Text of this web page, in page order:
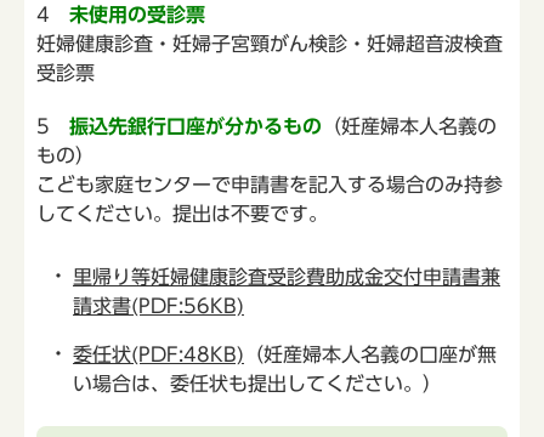
4 未使用の受診票
妊婦健康診査・妊婦子宮頸がん検診・妊婦超音波検査
受診票
5 振込先銀行口座が分かるもの （妊産婦本人名義の
もの）
こども家庭センターで申請書を記入する場合のみ持参
してください。提出は不要です。
里帰り等妊婦健康診査受診費助成金交付申請書兼
請求書(PDF:56KB)
委任状(PDF:48KB) （妊産婦本人名義の口座が無
い場合は、委任状も提出してください。）